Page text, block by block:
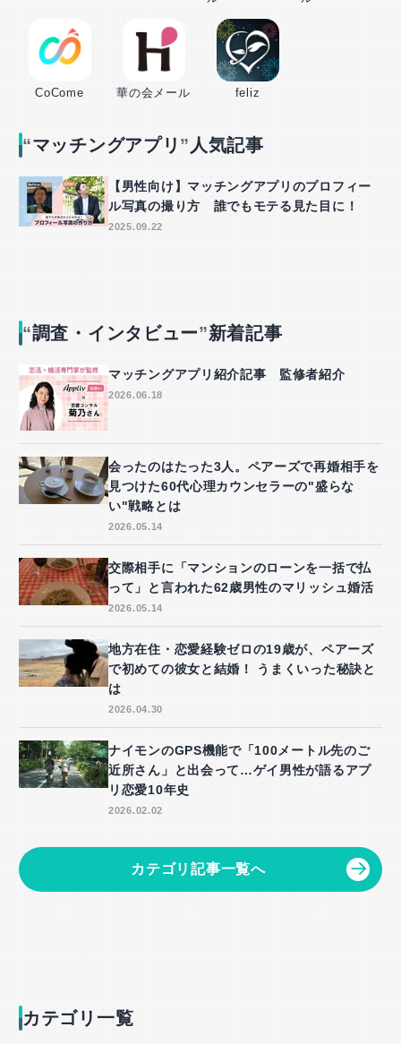
CoCome 華の会メール feliz
マッチングアプリ 人気記事
【男性向け】マッチングアプリのプロフィー
ル写真の撮り方 誰でもモテる見た目に！
2025.09.22
調査・インタビュー 新着記事
マッチングアプリ紹介記事 監修者紹介
2026.06.18
会ったのはたった3人。ペアーズで再婚相手を
見つけた60代心理カウンセラーの"盛らな
い"戦略とは
2026.05.14
交際相手に「マンションのローンを一括で払
って」と言われた62歳男性のマリッシュ婚活
2026.05.14
地方在住・恋愛経験ゼロの19歳が、ペアーズ
で初めての彼女と結婚！ うまくいった秘訣と
は
2026.04.30
ナイモンのGPS機能で「100メートル先のご
近所さん」と出会って…ゲイ男性が語るアプ
リ恋愛10年史
2026.02.02
カテゴリ記事一覧へ
カテゴリ一覧